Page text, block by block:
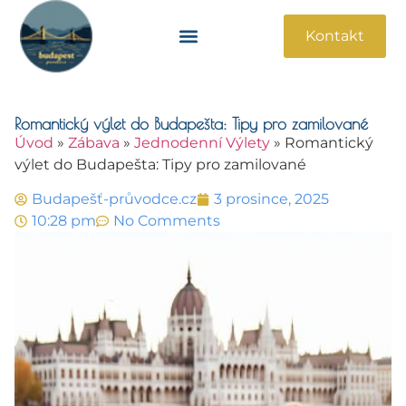
Kontakt
Romantický výlet do Budapešta: Tipy pro zamilované
Úvod » Zábava » Jednodenní Výlety » Romantický
výlet do Budapešta: Tipy pro zamilované
Budapešť-průvodce.cz
3 prosince, 2025
10:28 pm
No Comments